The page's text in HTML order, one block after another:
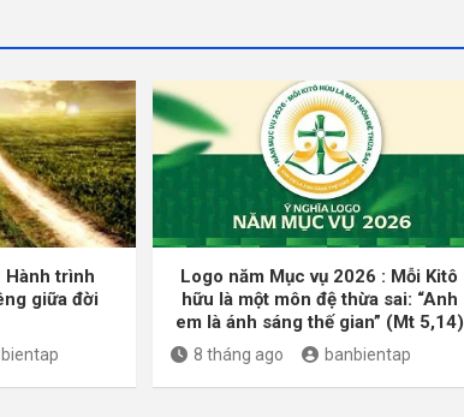
Hành trình
giữa đời
Logo năm Mục vụ 2026 : Mỗi Kitô
hữu là một môn đệ thừa sai: “Anh
em là ánh sáng thế gian” (Mt 5,14)
8 tháng ago banbientap